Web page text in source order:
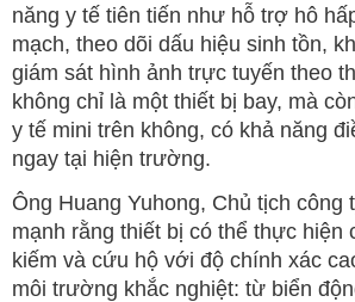
năng y tế tiên tiến như hỗ trợ hô
mạch, theo dõi dấu hiệu sinh tồn,
giám sát hình ảnh trực tuyến theo
không chỉ là một thiết bị bay, mà
y tế mini trên không, có khả năng
ngay tại hiện trường.
Ông Huang Yuhong, Chủ tịch công
mạnh rằng thiết bị có thể thực hiện
kiếm và cứu hộ với độ chính xác
môi trường khắc nghiệt: từ biển